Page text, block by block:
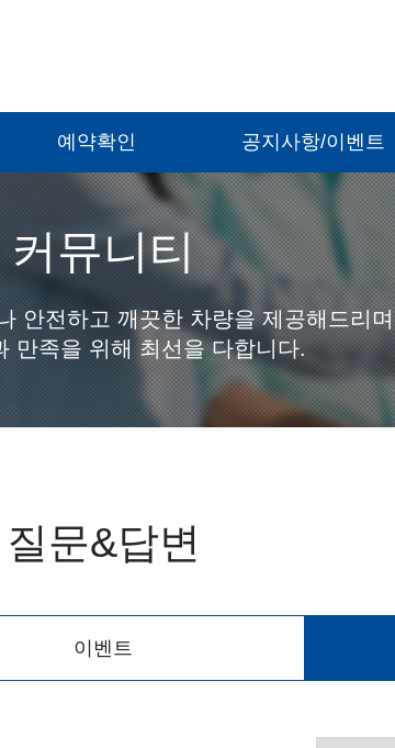
예약확인 공지사항/이벤트
커뮤니티
안전하고 깨끗한 차량을 제공해드리며
만족을 위해 최선을 다합니다.
질문&답변
이벤트